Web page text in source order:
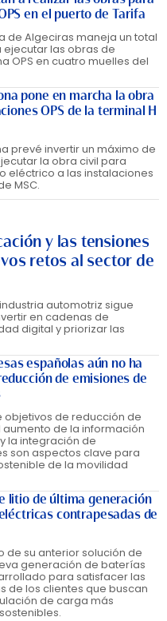
en el puerto de Tarifa
de Algeciras maneja un total
las obras de
OPS en cuatro muelles del
pone en marcha la obra
OPS de la terminal H
prevé invertir un máximo de
la obra civil para
eléctrico a las instalaciones
MSC.
y las tensiones
retos al sector de
automotriz sigue
en cadenas de
digital y priorizar las
españolas aún no ha
de emisiones de
objetivos de reducción de
aumento de la información
la integración de
son aspectos clave para
de la movilidad
litio de última generación
contrapesadas de
de su anterior solución de
generación de baterías
para satisfacer las
de los clientes que buscan
de carga más